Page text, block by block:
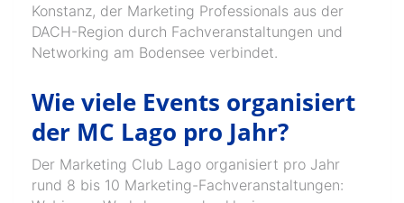
Konstanz, der Marketing Professionals aus der
DACH-Region durch Fachveranstaltungen und
Networking am Bodensee verbindet.
Wie viele Events organisiert
der MC Lago pro Jahr?
Der Marketing Club Lago organisiert pro Jahr
rund 8 bis 10 Marketing-Fachveranstaltungen: